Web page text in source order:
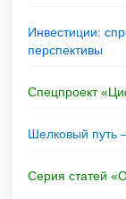
Инвестиции:
перспективы
Спецпроект
Шелковый путь
Серия статей